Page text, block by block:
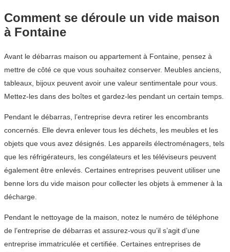
Comment se déroule un vide maison
à Fontaine
Avant le débarras maison ou appartement à Fontaine, pensez à
mettre de côté ce que vous souhaitez conserver. Meubles anciens,
tableaux, bijoux peuvent avoir une valeur sentimentale pour vous.
Mettez-les dans des boîtes et gardez-les pendant un certain temps.
Pendant le débarras, l’entreprise devra retirer les encombrants
concernés. Elle devra enlever tous les déchets, les meubles et les
objets que vous avez désignés. Les appareils électroménagers, tels
que les réfrigérateurs, les congélateurs et les téléviseurs peuvent
également être enlevés. Certaines entreprises peuvent utiliser une
benne lors du vide maison pour collecter les objets à emmener à la
décharge.
Pendant le nettoyage de la maison, notez le numéro de téléphone
de l’entreprise de débarras et assurez-vous qu’il s’agit d’une
entreprise immatriculée et certifiée. Certaines entreprises de